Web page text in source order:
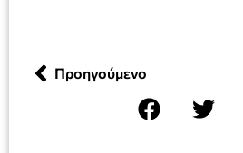
Προηγούμενο